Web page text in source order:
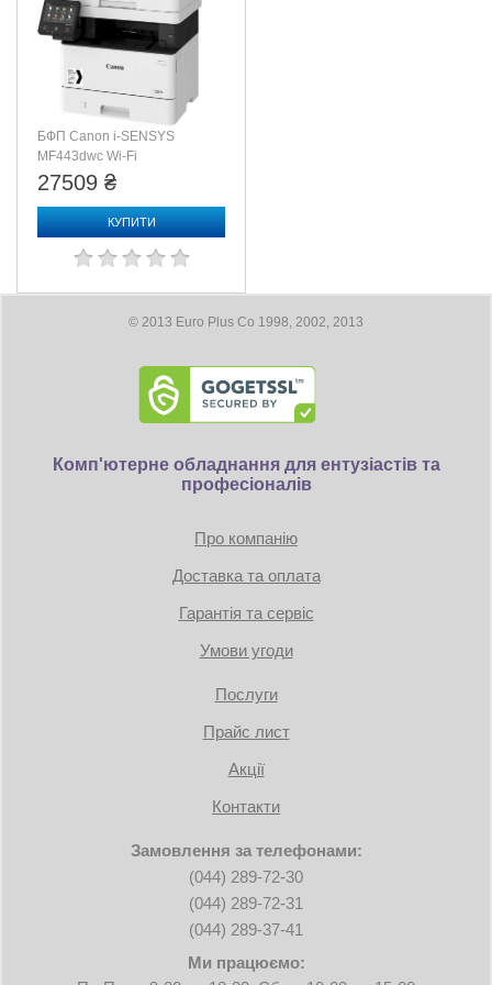
БФП Canon i-SENSYS
MF443dwс Wi-Fi
(3514C008)
27509 ₴
КУПИТИ
© 2013 Euro Plus Co 1998, 2002, 2013
Комп'ютерне обладнання для ентузіастів та
професіоналів
Про компанію
Доставка та оплата
Гарантія та сервіс
Умови угоди
Послуги
Прайс лист
Акції
Контакти
Замовлення за телефонами:
(044) 289-72-30
(044) 289-72-31
(044) 289-37-41
Ми працюємо: